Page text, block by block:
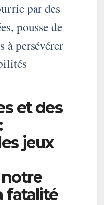
par des
pousse de
à persévérer
et des
jeux
fatalité